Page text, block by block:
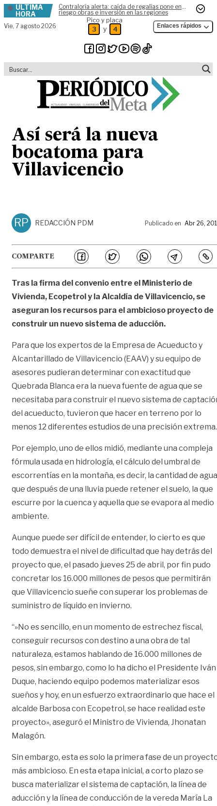
Skip to content
ÚLTIMA
HORA
Contraloría alerta: caída de regalías pone en
riesgo obras e inversión en las regiones
Vie, 7 agosto 2026
Pico y placa
3 y 4 Enlaces rápidos
Así será la nueva
bocatoma para
Villavicencio
RP REDACCIÓN PDM Publicado en Abr 26,
COMPARTE
Tras la firma del convenio entre el Ministerio de
Vivienda, Ecopetrol y la Alcaldía de Villavicencio, se
aseguran los recursos para el ambicioso proyecto de
construir un nuevo sistema de aducción.
Para que los expertos de la Empresa de Acueducto y
Alcantarillado de Villavicencio (EAAV) y su equipo de
asesores pudieran determinar con exactitud que
Quebrada Blanca era la nueva fuente de agua que se
necesitaba para construir el nuevo sistema de
del acueducto, tuvieron que hacer en terreno por lo
menos 12 diferentes estudios de una precisión extrema.
Por ejemplo, uno de ellos midió, mediante una compleja
fórmula usada en hidrología, el cálculo del umbral de
escorrentías en la montaña, es decir, la cantidad de agua
que después de una lluvia puede retener el suelo, la que
escurre por la cuenca y aquella que se evapora al medio
ambiente.
Aunque puede ser difícil de entender, lo cierto es que
todo demuestra el nivel de dificultad que hay detrás del
proyecto que, el pasado jueves 25 de abril, por fin pudo
concretar los 16.000 millones de pesos que permitirán
que Villavicencio sueñe con superar los problemas de
suministro de líquido en invierno.
“»No es sencillo, en un momento de estrechez fiscal,
conseguir recursos con destino a una obra de tal
naturaleza, estamos hablando de 16.000 millones de
pesos, sin embargo, como lo ha dicho el Presidente Iván
Duque, haciendo equipo podemos materializar esos
sueños y hoy, en un esfuerzo extraordinario que hace el
alcalde Barbosa con Ecopetrol, se hace realidad este
proyecto», aseguró el Ministro de Vivienda, Jhonatan
Malagón.
Sin embargo, esta es solo la primera fase de un
más ambicioso. En esta etapa inicial, a corto plazo se
busca materializar el sistema de captación, la línea de
aducción y la línea de conducción de la vereda María La